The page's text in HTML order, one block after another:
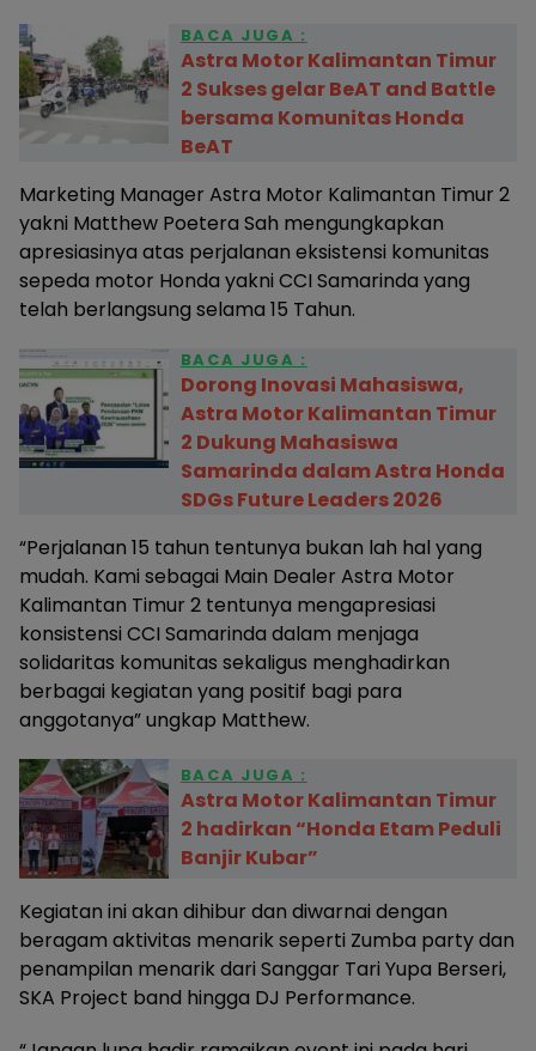
BACA JUGA :
Astra Motor Kalimantan Timur
2 Sukses gelar BeAT and Battle
bersama Komunitas Honda
BeAT
Marketing Manager Astra Motor Kalimantan Timur 2
yakni Matthew Poetera Sah mengungkapkan
apresiasinya atas perjalanan eksistensi komunitas
sepeda motor Honda yakni CCI Samarinda yang
telah berlangsung selama 15 Tahun.
BACA JUGA :
Dorong Inovasi Mahasiswa,
Astra Motor Kalimantan Timur
2 Dukung Mahasiswa
Samarinda dalam Astra Honda
SDGs Future Leaders 2026
“Perjalanan 15 tahun tentunya bukan lah hal yang
mudah. Kami sebagai Main Dealer Astra Motor
Kalimantan Timur 2 tentunya mengapresiasi
konsistensi CCI Samarinda dalam menjaga
solidaritas komunitas sekaligus menghadirkan
berbagai kegiatan yang positif bagi para
anggotanya” ungkap Matthew.
BACA JUGA :
Astra Motor Kalimantan Timur
2 hadirkan “Honda Etam Peduli
Banjir Kubar”
Kegiatan ini akan dihibur dan diwarnai dengan
beragam aktivitas menarik seperti Zumba party dan
penampilan menarik dari Sanggar Tari Yupa Berseri,
SKA Project band hingga DJ Performance.